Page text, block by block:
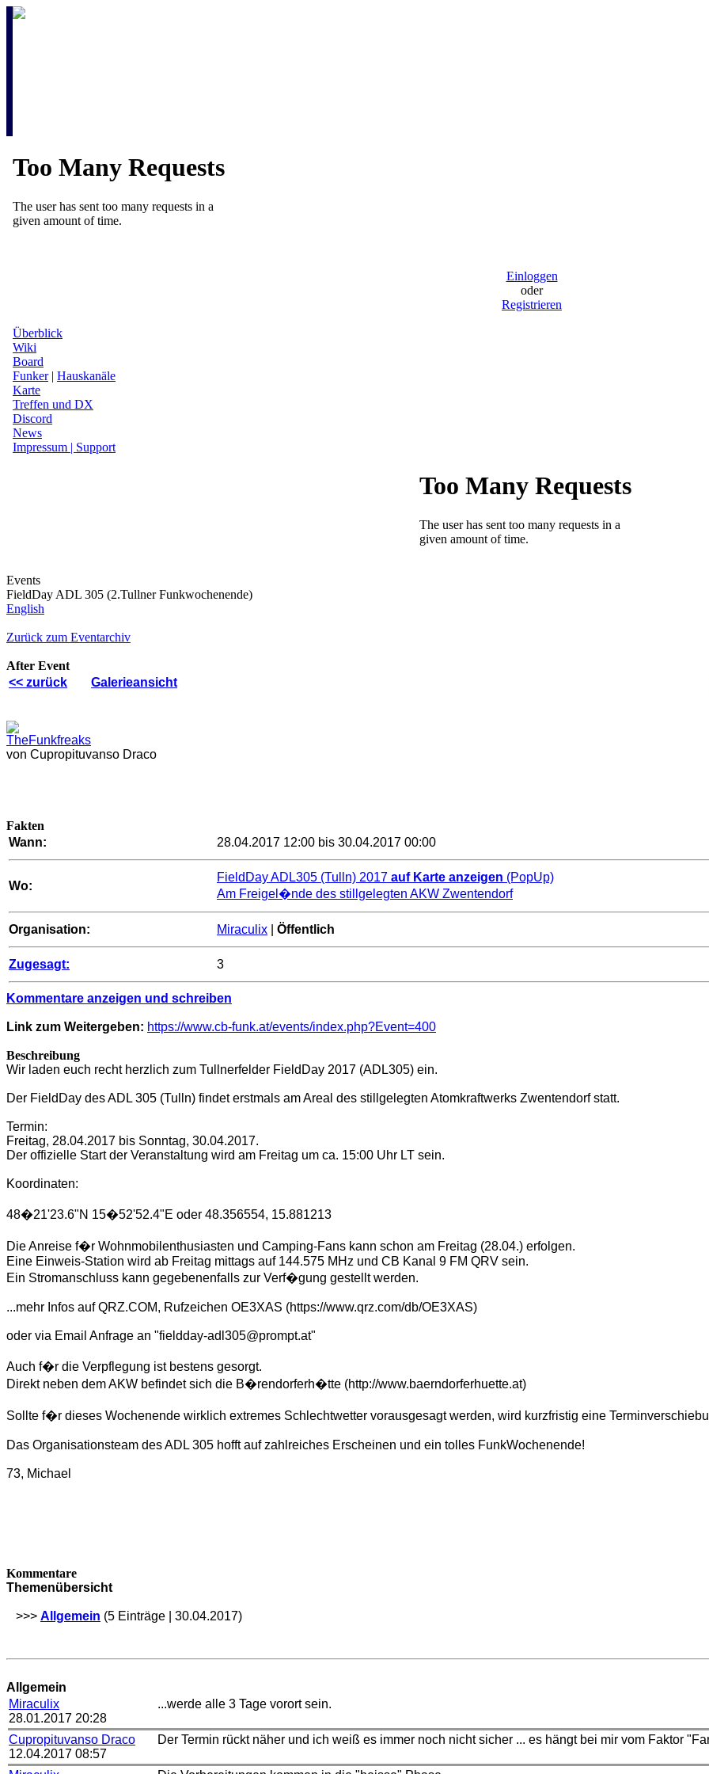
Einloggen
oder
Registrieren
Überblick
Wiki
Board
Funker| Hauskanäle
Karte
Treffen und DX
Discord
News
Impressum | Support
Events
FieldDay ADL 305 (2.Tullner Funkwochenende)
English
Zurück zum Eventarchiv
After Event
<< zurück
Galerieansicht
TheFunkfreaks
von Cupropituvanso Draco
Fakten
Wann:
28.04.2017 12:00 bis 30.04.2017 00:00
Wo:
FieldDay ADL305 (Tulln) 2017 auf Karte anzeigen (PopUp)
Am Freigel�nde des stillgelegten AKW Zwentendorf
Organisation: Miraculix Öffentlich
Zugesagt: 3
Kommentare anzeigen und schreiben
Link zum Weitergeben: https://www.cb-funk.at/events/index.php?Event=400
Beschreibung
Wir laden euch recht herzlich zum Tullnerfelder FieldDay 2017 (ADL305) ein.
Der FieldDay des ADL 305 (Tulln) findet erstmals am Areal des stillgelegten Atomkraftwerks Zwentendorf statt.
Termin:
Freitag, 28.04.2017 bis Sonntag, 30.04.2017.
Der offizielle Start der Veranstaltung wird am Freitag um ca. 15:00 Uhr LT sein.
Koordinaten:
48�21'23.6"N 15�52'52.4"E oder 48.356554, 15.881213
Die Anreise f�r Wohnmobilenthusiasten und Camping-Fans kann schon am Freitag (28.04.) erfolgen.
Eine Einweis-Station wird ab Freitag mittags auf 144.575 MHz und CB Kanal 9 FM QRV sein.
Ein Stromanschluss kann gegebenenfalls zur Verf�gung gestellt werden.
...mehr Infos auf QRZ.COM, Rufzeichen OE3XAS (https://www.qrz.com/db/OE3XAS)
oder via Email Anfrage an "fieldday-adl305@prompt.at"
Auch f�r die Verpflegung ist bestens gesorgt.
Direkt neben dem AKW befindet sich die B�rendorferh�tte (http://www.baerndorferhuette.at)
Sollte f�r dieses Wochenende wirklich extremes Schlechtwetter vorausgesagt werden, wird kurzfristig eine
Das Organisationsteam des ADL 305 hofft auf zahlreiches Erscheinen und ein tolles FunkWochenende!
73, Michael
Kommentare
Themenübersicht
>>> Allgemein (5 Einträge | 30.04.2017)
Allgemein
Miraculix
28.01.2017 20:28
...werde alle 3 Tage vorort sein.
Cupropituvanso Draco
12.04.2017 08:57
Der Termin rückt näher und ich weiß es immer noch nicht sicher ... es hängt bei mir vom Faktor